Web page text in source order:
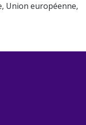
Union européenne,